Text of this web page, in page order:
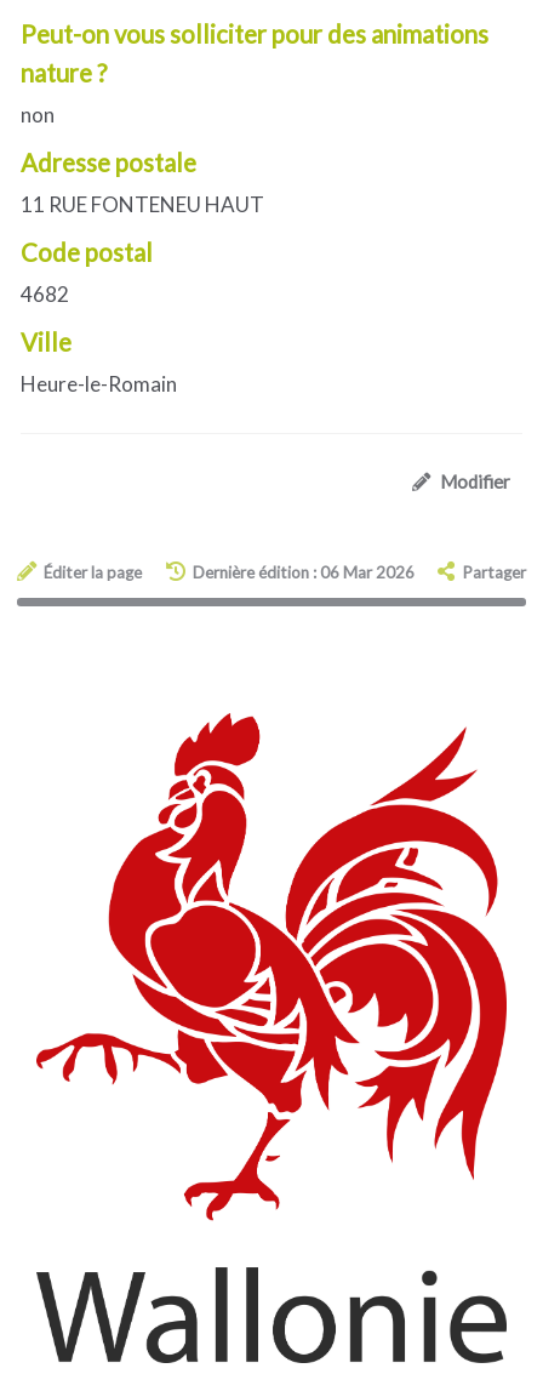
Peut-on vous solliciter pour des animations
nature ?
non
Adresse postale
11 RUE FONTENEU HAUT
Code postal
4682
Ville
Heure-le-Romain
Modifier
Éditer la page Dernière édition : 06 Mar 2026 Partager